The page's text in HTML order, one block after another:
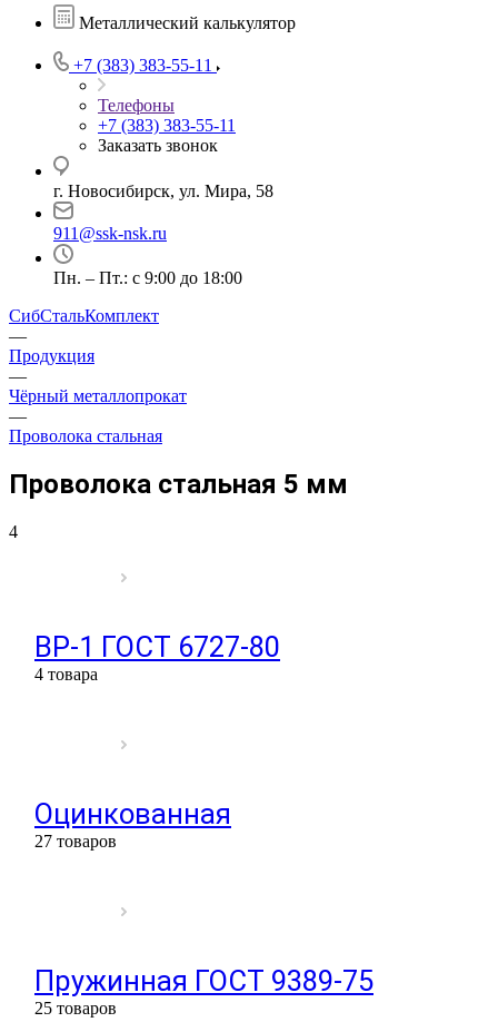
Металлический калькулятор
+7 (383) 383-55-11
Телефоны
+7 (383) 383-55-11
Заказать звонок
г. Новосибирск, ул. Мира, 58
911@ssk-nsk.ru
Пн. – Пт.: с 9:00 до 18:00
СибСтальКомплект
—
Продукция
—
Чёрный металлопрокат
—
Проволока стальная
Проволока стальная 5 мм
4
ВР-1 ГОСТ 6727-80
4 товара
Оцинкованная
27 товаров
Пружинная ГОСТ 9389-75
25 товаров